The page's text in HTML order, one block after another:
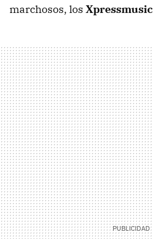
marchosos, los Xpressmusic